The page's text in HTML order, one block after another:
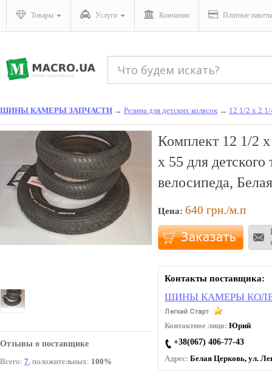
Товары Услуги Компании Платные пакеты
ШИНЫ КАМЕРЫ ЗАПЧАСТИ → Резина для детских колясок → 12 1/2 х 2
Отзывы о поставщике
Всего: 7, положительных: 100%
Комплект 12 1/2
х 55 для детского
велосипеда,
Цена: 640 грн./м.п
Контакты поставщика:
ШИНЫ КАМЕРЫ
Контактное лицо: Юрий
+38(067) 406-77-43
Адрес: Белая Церковь, ул.